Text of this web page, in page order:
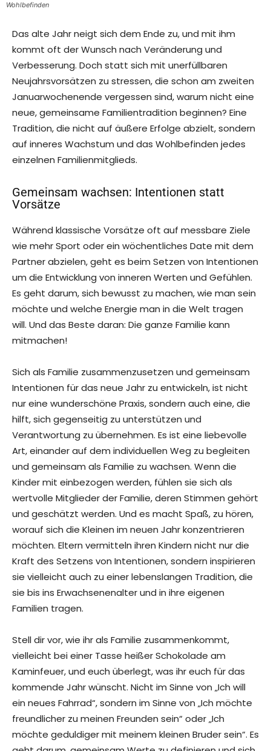
Wohlbefinden
Das alte Jahr neigt sich dem Ende zu, und mit ihm
kommt oft der Wunsch nach Veränderung und
Verbesserung. Doch statt sich mit unerfüllbaren
Neujahrsvorsätzen zu stressen, die schon am zweiten
Januarwochenende vergessen sind, warum nicht eine
neue, gemeinsame Familientradition beginnen? Eine
Tradition, die nicht auf äußere Erfolge abzielt, sondern
auf inneres Wachstum und das Wohlbefinden jedes
einzelnen Familienmitglieds.
Gemeinsam wachsen: Intentionen statt
Vorsätze
Während klassische Vorsätze oft auf messbare Ziele
wie mehr Sport oder ein wöchentliches Date mit dem
Partner abzielen, geht es beim Setzen von Intentionen
um die Entwicklung von inneren Werten und Gefühlen.
Es geht darum, sich bewusst zu machen, wie man sein
möchte und welche Energie man in die Welt tragen
will. Und das Beste daran: Die ganze Familie kann
mitmachen!
Sich als Familie zusammenzusetzen und gemeinsam
Intentionen für das neue Jahr zu entwickeln, ist nicht
nur eine wunderschöne Praxis, sondern auch eine, die
hilft, sich gegenseitig zu unterstützen und
Verantwortung zu übernehmen. Es ist eine liebevolle
Art, einander auf dem individuellen Weg zu begleiten
und gemeinsam als Familie zu wachsen. Wenn die
Kinder mit einbezogen werden, fühlen sie sich als
wertvolle Mitglieder der Familie, deren Stimmen gehört
und geschätzt werden. Und es macht Spaß, zu hören,
worauf sich die Kleinen im neuen Jahr konzentrieren
möchten. Eltern vermitteln ihren Kindern nicht nur die
Kraft des Setzens von Intentionen, sondern inspirieren
sie vielleicht auch zu einer lebenslangen Tradition, die
sie bis ins Erwachsenenalter und in ihre eigenen
Familien tragen.
Stell dir vor, wie ihr als Familie zusammenkommt,
vielleicht bei einer Tasse heißer Schokolade am
Kaminfeuer, und euch überlegt, was ihr euch für das
kommende Jahr wünscht. Nicht im Sinne von „Ich will
ein neues Fahrrad“, sondern im Sinne von „Ich möchte
freundlicher zu meinen Freunden sein“ oder „Ich
möchte geduldiger mit meinem kleinen Bruder sein“. Es